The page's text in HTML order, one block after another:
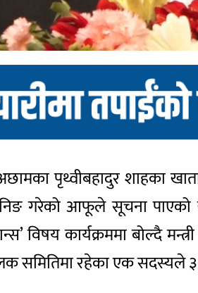
अछामका पृथ्वीबहादुर शाहका
गरेको आफूले सूचना
विषय कार्यक्रममा बोल्दै
समितिमा रहेका एक